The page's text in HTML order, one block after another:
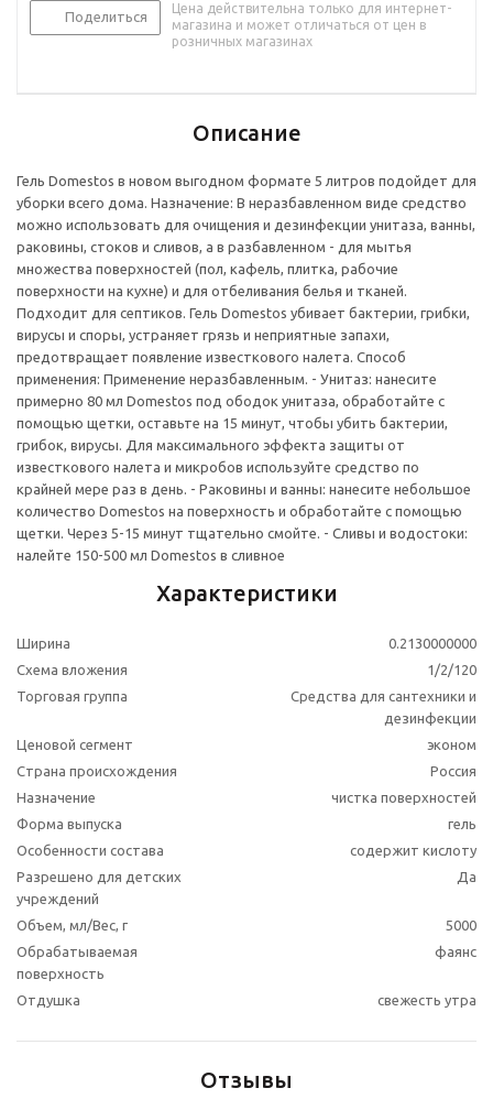
Поделиться
Цена действительна только для интернет-
магазина и может отличаться от цен в
розничных магазинах
Описание
Гель Domestos в новом выгодном формате 5 литров подойдет для
уборки всего дома. Назначение: В неразбавленном виде средство
можно использовать для очищения и дезинфекции унитаза, ванны,
раковины, стоков и сливов, а в разбавленном - для мытья
множества поверхностей (пол, кафель, плитка, рабочие
поверхности на кухне) и для отбеливания белья и тканей.
Подходит для септиков. Гель Domestos убивает бактерии, грибки,
вирусы и споры, устраняет грязь и неприятные запахи,
предотвращает появление известкового налета. Способ
применения: Применение неразбавленным. - Унитаз: нанесите
примерно 80 мл Domestos под ободок унитаза, обработайте с
помощью щетки, оставьте на 15 минут, чтобы убить бактерии,
грибок, вирусы. Для максимального эффекта защиты от
известкового налета и микробов используйте средство по
крайней мере раз в день. - Раковины и ванны: нанесите небольшое
количество Domestos на поверхность и обработайте с помощью
щетки. Через 5-15 минут тщательно смойте. - Сливы и водостоки:
налейте 150-500 мл Domestos в сливное
Характеристики
Ширина
0.2130000000
Схема вложения
1/2/120
Торговая группа
Средства для сантехники и
дезинфекции
Ценовой сегмент
эконом
Страна происхождения
Россия
Назначение
чистка поверхностей
Форма выпуска
гель
Особенности состава
содержит кислоту
Разрешено для детских
учреждений
Да
Объем, мл/Вес, г
5000
Обрабатываемая
поверхность
фаянс
Отдушка свежесть утра
Отзывы